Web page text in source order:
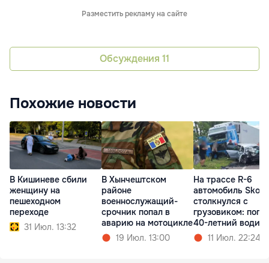
Разместить рекламу на сайте
Обсуждения 11
Похожие новости
В Кишиневе сбили
женщину на
пешеходном
переходе
31 Июл. 13:32
В Хынчештском
районе
военнослужащий-
срочник попал в
аварию на мотоцикле
19 Июл. 13:00
На трассе R-6
автомобиль
столкнулся с
грузовиком:
40-летний
11 Июл. 22:24